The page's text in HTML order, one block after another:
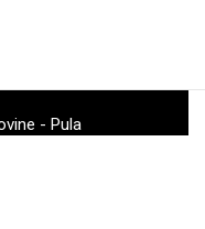
- Pula